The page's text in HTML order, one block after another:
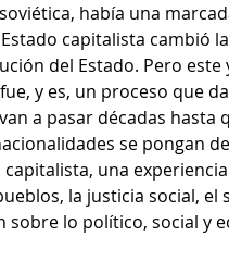
había una
capitalista cambió
del Estado. Pero este
y es, un proceso que
a pasar décadas hasta
se pongan
una
la justicia social, el
sobre lo político, social y